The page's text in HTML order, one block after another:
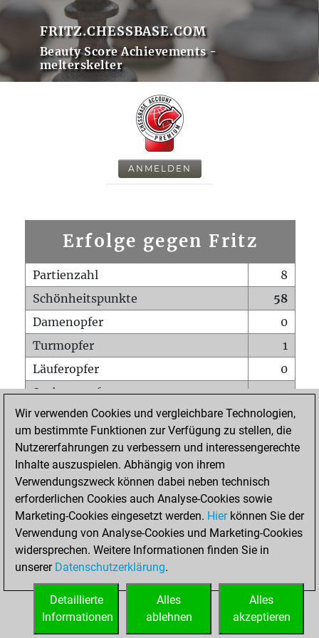
FRITZ.CHESSBASE.COM
Beauty Score Achievements -
melterskelter
ANMELDEN
Erfolge gegen Fritz
Partienzahl
8
Schönheitspunkte
58
Damenopfer
0
Turmopfer
1
Läuferopfer
0
Springeropfer
0
Bauernopfer
2
Matt auf vollem Brett
0
Bauer setzt Matt
Erstickte Matts
Unterverwandlungen
0
Türme auf der siebten
0
STARTSEITE
Wir verwenden Cookies und vergleichbare Technologien,
um bestimmte Funktionen zur Verfügung zu stellen, die
Nutzererfahrungen zu verbessern und interessengerechte
Inhalte auszuspielen. Abhängig von ihrem
Verwendungszweck können dabei neben technisch
erforderlichen Cookies auch Analyse-Cookies sowie
Marketing-Cookies eingesetzt werden. Hierkönnen Sie der
Verwendung von Analyse-Cookies und Marketing-Cookies
widersprechen. Weitere Informationen finden Sie in
unserer Datenschutzerklärung.
Alles
akzeptieren
Alles
ablehnen
Detaillierte
Informationen